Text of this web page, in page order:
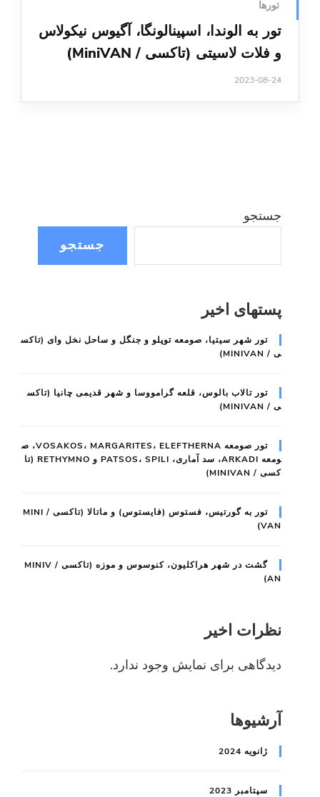
تورها
تور به الوندا، اسپینالونگا، آگیوس نیکولاس
و فلات لاسیتی (تاکسی / MiniVAN)
2023-08-24
جستجو
جستجو
پستهای اخیر
تور شهر سیتیا، صومعه توپلو و جنگل و ساحل نخل وای (تاکس
ی / MINIVAN)
تور تالاب بالوس، قلعه گرامووسا و شهر قدیمی چانیا (تاکس
ی / MINIVAN)
تور صومعه VOSAKOS، MARGARITES، ELEFTHERNA، ص
ومعه ARKADI، سد آماری، PATSOS، SPILI و RETHYMNO (تا
کسی / MINIVAN)
تور به گورتیس، فستوس (فایستوس) و ماتالا (تاکسی / MINI
VAN)
گشت در شهر هراکلیون، کنوسوس و موزه (تاکسی / MINIV
AN)
نظرات اخیر
دیدگاهی برای نمایش وجود ندارد.
آرشیوها
ژانویه 2024
سپتامبر 2023